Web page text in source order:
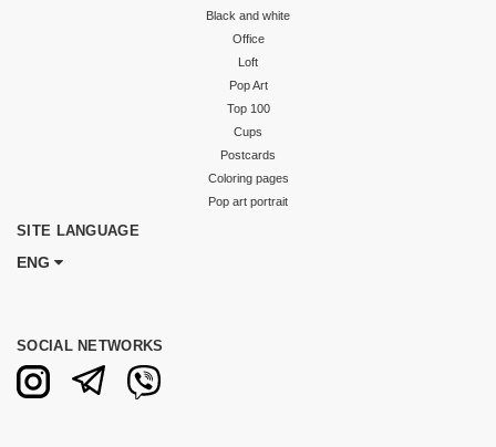
Black and white
Office
Loft
Pop Art
Top 100
Cups
Postcards
Coloring pages
Pop art portrait
SITE LANGUAGE
ENG
SOCIAL NETWORKS